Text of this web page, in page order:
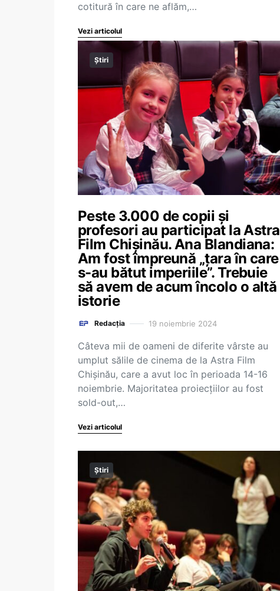
cotitură în care ne aflăm,…
Vezi articolul
Știri
Peste 3.000 de copii și
profesori au participat la Astra
Film Chișinău. Ana Blandiana:
Am fost împreună „țara în care
s-au bătut imperiile”. Trebuie
să avem de acum încolo o altă
istorie
Redacția 19 noiembrie 2024
Câteva mii de oameni de diferite vârste au
umplut sălile de cinema de la Astra Film
Chișinău, care a avut loc în perioada 14-16
noiembrie. Majoritatea proiecțiilor au fost
sold-out,…
Vezi articolul
Știri